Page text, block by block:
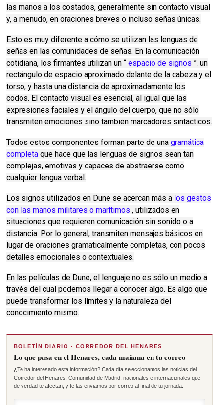
las manos a los costados, generalmente sin contacto visual
y, a menudo, en oraciones breves o incluso señas únicas.
Esto es muy diferente a cómo se utilizan las lenguas de
señas en las comunidades de señas. En la comunicación
cotidiana, los firmantes utilizan un “ espacio de signos ”, un
rectángulo de espacio aproximado delante de la cabeza y el
torso, y hasta una distancia de aproximadamente los
codos. El contacto visual es esencial, al igual que las
expresiones faciales y el ángulo del cuerpo, que no sólo
transmiten emociones sino también marcadores sintácticos.
Todos estos componentes forman parte de unagramática
completa que hace que las lenguas de signos sean tan
complejas, emotivas y capaces de abstraerse como
cualquier lengua verbal.
Los signos utilizados en Dune se acercan más a los gestos
con las manos militares o marítimos , utilizados en
situaciones que requieren comunicación sin sonido o a
distancia. Por lo general, transmiten mensajes básicos en
lugar de oraciones gramaticalmente completas, con pocos
detalles emocionales o contextuales.
En las películas de Dune,el lenguaje no es sólo un medio a
través del cual podemos llegar a conocer algo. Es algo que
puede transformar los límites y la naturaleza del
conocimiento mismo.
BOLETÍN DIARIO · CORREDOR DEL HENARES
Lo que pasa en el Henares, cada mañana en tu correo
¿Te ha interesado esta información? Cada día seleccionamos las noticias del
Corredor del Henares, Comunidad de Madrid, nacionales e internacionales que
de verdad te afectan, y te las enviamos por correo al final de tu jornada.